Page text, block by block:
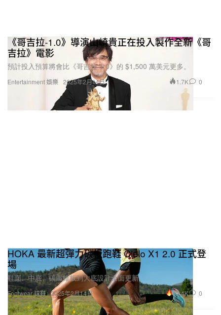
Entertainment 娛樂
《哥吉拉-1.0》導演山崎貴正在投入製作全新《哥
吉拉》電影
預計投入預算將會比《哥吉拉-1.0》的 $1,500 萬美元更多。
2025年2月14日 1.7K 0
Footwear 球鞋
HOKA 最新超彈力碳板跑鞋 Cielo X1 2.0 正式登
場
鞋面、中底、碳纖維板到大底設計全面更新。
2025年2月14日 12.4K 0